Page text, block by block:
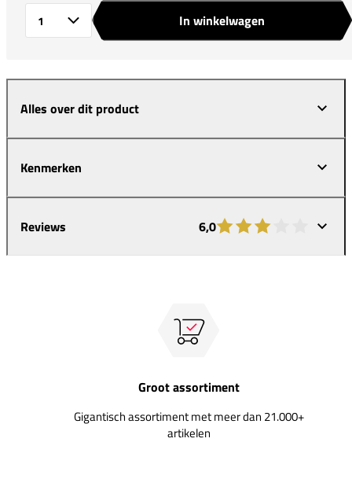
In winkelwagen
Alles over dit product
Kenmerken
Reviews 6,0
Groot assortiment
Gigantisch assortiment met meer dan 21.000+
artikelen